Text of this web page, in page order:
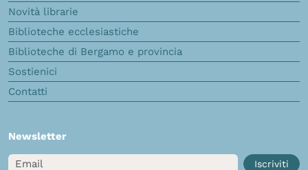
Novità librarie
Biblioteche ecclesiastiche
Biblioteche di Bergamo e provincia
Sostienici
Contatti
Newsletter
Email
Iscriviti